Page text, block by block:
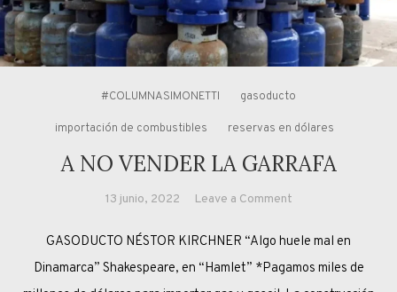
#COLUMNASIMONETTI gasoducto
importación de combustibles reservas en dólares
A NO VENDER LA GARRAFA
13 junio, 2022 Leave a Commenton
NO
VENDER
GASODUCTO NÉSTOR KIRCHNER “Algo huele mal en
Dinamarca” Shakespeare, en “Hamlet” *Pagamos miles de